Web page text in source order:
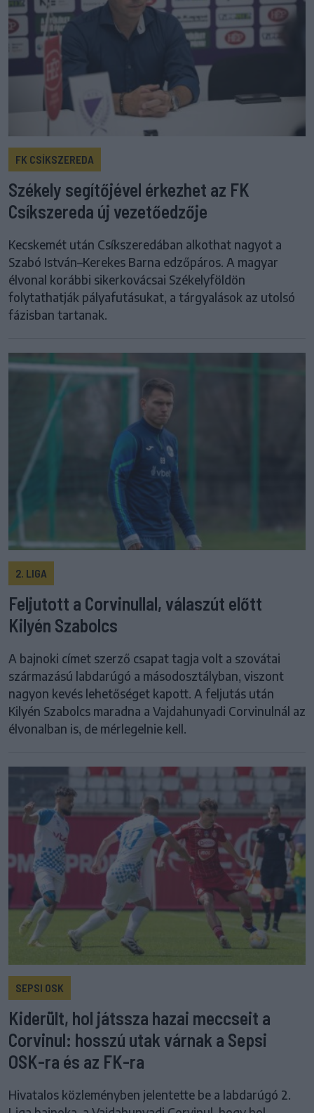
FK CSÍKSZEREDA
Székely segítőjével érkezhet az FK
Csíkszereda új vezetőedzője
Kecskemét után Csíkszeredában alkothat nagyot a
Szabó István–Kerekes Barna edzőpáros. A magyar
élvonal korábbi sikerkovácsai Székelyföldön
folytathatják pályafutásukat, a tárgyalások az utolsó
fázisban tartanak.
2. LIGA
Feljutott a Corvinullal, válaszút előtt
Kilyén Szabolcs
A bajnoki címet szerző csapat tagja volt a szovátai
származású labdarúgó a másodosztályban, viszont
nagyon kevés lehetőséget kapott. A feljutás után
Kilyén Szabolcs maradna a Vajdahunyadi Corvinulnál az
élvonalban is, de mérlegelnie kell.
SEPSI OSK
Kiderült, hol játssza hazai meccseit a
Corvinul: hosszú utak várnak a Sepsi
OSK-ra és az FK-ra
Hivatalos közleményben jelentette be a labdarúgó 2.